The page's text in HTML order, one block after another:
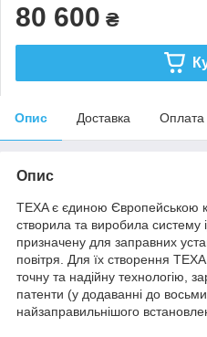
80 600 ₴
Опис Доставка Оплата
Опис
TEXA є єдиною Європейською
створила та виробила систему
призначену для заправних
повітря. Для їх створення
точну та надійну технологію,
патенти (у додаванні до
найзаправильнішого